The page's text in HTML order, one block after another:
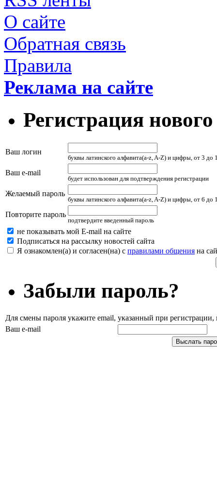
О сайте
Обратная связь
Правила
Реклама на сайте
Регистрация
Ваш логин
буквы латинского алфавита(a-z, A-Z) и цифры, от 3 до
Ваш e-mail
будет использован для подтверждения регистрации
Желаемый пароль
буквы латинского алфавита(a-z, A-Z) и цифры, от 6 до
Повторите пароль
подтвердите введенный пароль
не показывать мой E-mail на сайте
Подписаться на рассылку новостей сайта
Я ознакомлен(а) и согласен(на) с правилами общения на
Забыли пароль?
Для смены пароля укажите email, указанный при
Ваш e-mail